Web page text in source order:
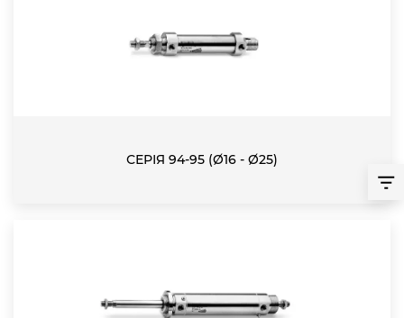
СЕРІЯ 94-95 (Ø16 - Ø25)